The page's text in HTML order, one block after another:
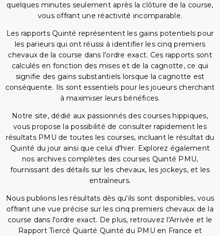
quelques minutes seulement après la clôture de la course,
vous offrant une réactivité incomparable.
Les rapports Quinté représentent les gains potentiels pour
les parieurs qui ont réussi à identifier les cinq premiers
chevaux de la course dans l'ordre exact. Ces rapports sont
calculés en fonction des mises et de la cagnotte, ce qui
signifie des gains substantiels lorsque la cagnotte est
conséquente. Ils sont essentiels pour les joueurs cherchant
à maximiser leurs bénéfices.
Notre site, dédié aux passionnés des courses hippiques,
vous propose la possibilité de consulter rapidement les
résultats PMU de toutes les courses, incluant le résultat du
Quinté du jour ainsi que celui d'hier. Explorez également
nos archives complètes des courses Quinté PMU,
fournissant des détails sur les chevaux, les jockeys, et les
entraîneurs.
Nous publions les résultats dès qu'ils sont disponibles, vous
offrant une vue précise sur les cinq premiers chevaux de la
course dans l'ordre exact. De plus, retrouvez l'Arrivée et le
Rapport Tiercé Quarté Quinté du PMU en France et